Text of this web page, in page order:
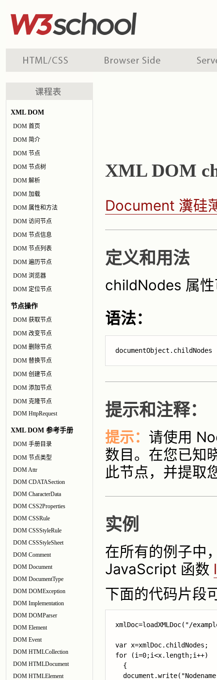
XML DOM
DOM 首页
DOM 简介
DOM 节点
DOM 节点树
DOM 解析
DOM 加载
DOM 属性和方法
DOM 访问节点
DOM 节点信息
DOM 节点列表
DOM 遍历节点
DOM 浏览器
DOM 定位节点
节点操作
DOM 获取节点
DOM 改变节点
DOM 删除节点
DOM 替换节点
DOM 创建节点
DOM 添加节点
DOM 克隆节点
DOM HttpRequest
XML DOM 参考手册
DOM 手册目录
DOM 节点类型
DOM Attr
DOM CDATASection
DOM CharacterData
DOM CSS2Properties
DOM CSSRule
DOM CSSStyleRule
DOM CSSStyleSheet
DOM Comment
DOM Document
DOM DocumentType
DOM DOMException
DOM Implementation
DOM DOMParser
DOM Element
DOM Event
DOM HTMLCollection
DOM HTMLDocument
DOM HTMLElement
XML DOM
Document 瀵硅
定义和用法
childNodes 属
语法：
documentObject.childNodes
提示和注释：
提示： 请使用
数目。在您已知
此节点，并提取
实例
在所有的例子中
JavaScript 函数
下面的代码片段
xmlDoc=loadXMLDoc("/
var x=xmlDoc.childNodes ;
for (i=0;i<x.length;i++)
  {